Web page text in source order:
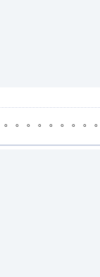
。。。。。。。。